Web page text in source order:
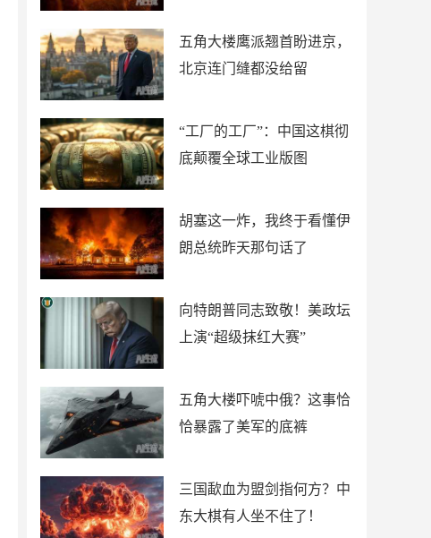
五角大楼鹰派翘首盼进京，
北京连门缝都没给留
“工厂的工厂”：中国这棋彻
底颠覆全球工业版图
胡塞这一炸，我终于看懂伊
朗总统昨天那句话了
向特朗普同志致敬！美政坛
上演“超级抹红大赛”
五角大楼吓唬中俄？这事恰
恰暴露了美军的底裤
三国歃血为盟剑指何方？中
东大棋有人坐不住了！